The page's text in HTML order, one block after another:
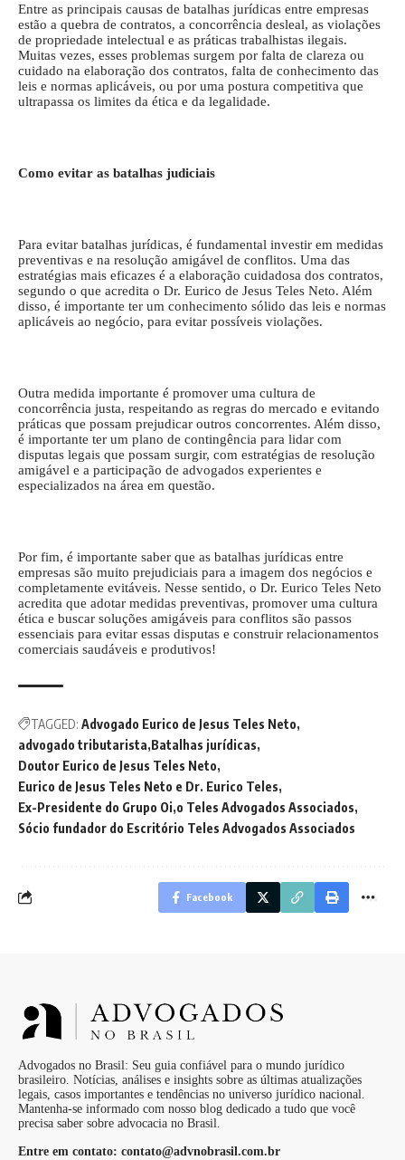
Entre as principais causas de batalhas jurídicas entre empresas
estão a quebra de contratos, a concorrência desleal, as violações
de propriedade intelectual e as práticas trabalhistas ilegais.
Muitas vezes, esses problemas surgem por falta de clareza ou
cuidado na elaboração dos contratos, falta de conhecimento das
leis e normas aplicáveis, ou por uma postura competitiva que
ultrapassa os limites da ética e da legalidade.
Como evitar as batalhas judiciais
Para evitar batalhas jurídicas, é fundamental investir em medidas
preventivas e na resolução amigável de conflitos. Uma das
estratégias mais eficazes é a elaboração cuidadosa dos contratos,
segundo o que acredita o Dr. Eurico de Jesus Teles Neto. Além
disso, é importante ter um conhecimento sólido das leis e normas
aplicáveis ao negócio, para evitar possíveis violações.
Outra medida importante é promover uma cultura de
concorrência justa, respeitando as regras do mercado e evitando
práticas que possam prejudicar outros concorrentes. Além disso,
é importante ter um plano de contingência para lidar com
disputas legais que possam surgir, com estratégias de resolução
amigável e a participação de advogados experientes e
especializados na área em questão.
Por fim, é importante saber que as batalhas jurídicas entre
empresas são muito prejudiciais para a imagem dos negócios e
completamente evitáveis. Nesse sentido, o Dr. Eurico Teles Neto
acredita que adotar medidas preventivas, promover uma cultura
ética e buscar soluções amigáveis para conflitos são passos
essenciais para evitar essas disputas e construir relacionamentos
comerciais saudáveis e produtivos!
TAGGED: Advogado Eurico de Jesus Teles Neto
advogado tributarista Batalhas jurídicas
Doutor Eurico de Jesus Teles Neto
Eurico de Jesus Teles Neto e Dr. Eurico Teles
Ex-Presidente do Grupo Oi o Teles Advogados Associados
Sócio fundador do Escritório Teles Advogados Associados
Facebook
Advogados no Brasil: Seu guia confiável para o mundo jurídico
brasileiro. Notícias, análises e insights sobre as últimas atualizações
legais, casos importantes e tendências no universo jurídico nacional.
Mantenha-se informado com nosso blog dedicado a tudo que você
precisa saber sobre advocacia no Brasil.
Entre em contato: contato@advnobrasil.com.br